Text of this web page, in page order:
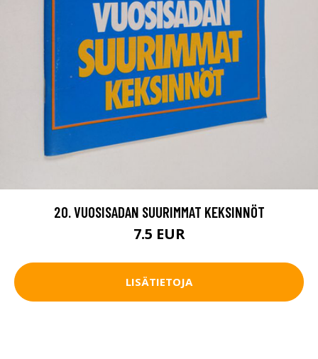
20. VUOSISADAN SUURIMMAT KEKSINNÖT
7.5 EUR
LISÄTIETOJA